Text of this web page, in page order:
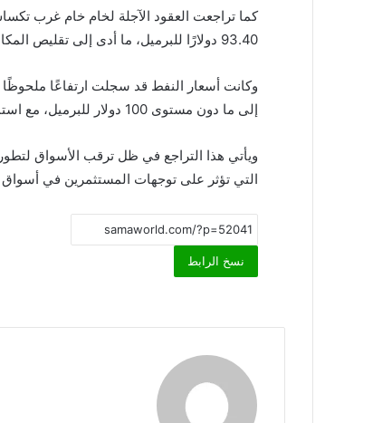
كما تراجعت العقود الآجلة لخام خام غرب
93.40 دولارًا للبرميل، ما أدى إلى تقليص المكاسب التي تحققت في الجلسة السابقة.
إلى ما دون مستوى 100 دولار للبرميل، مع استمرار تداولها ضمن نطاق التسعينات خلال الأسبوع الجاري.
ويأتي هذا التراجع في ظل ترقب الأسواق
التي تؤثر على توجهات المستثمرين في أسواق
نسخ الرابط